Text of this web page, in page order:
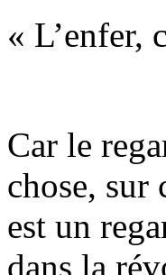
« L’enfer,
Car le
chose, sur
est un
dans la